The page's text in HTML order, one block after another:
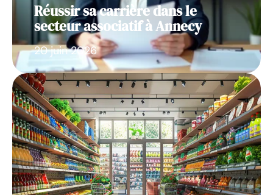
Réussir sa carrière dans le
secteur associatif à Annecy
20 juin 2026